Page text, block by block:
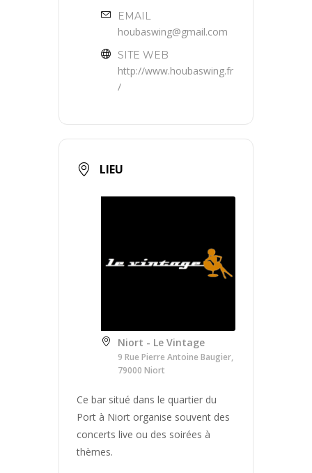
EMAIL
houbaswing@gmail.com
SITE WEB
http://www.houbaswing.fr
/
LIEU
Niort - Le Vintage
9 Rue Pierre Antoine Baugier,
79000 Niort
Ce bar situé dans le quartier du
Port à Niort organise souvent des
concerts live ou des soirées à
thèmes.